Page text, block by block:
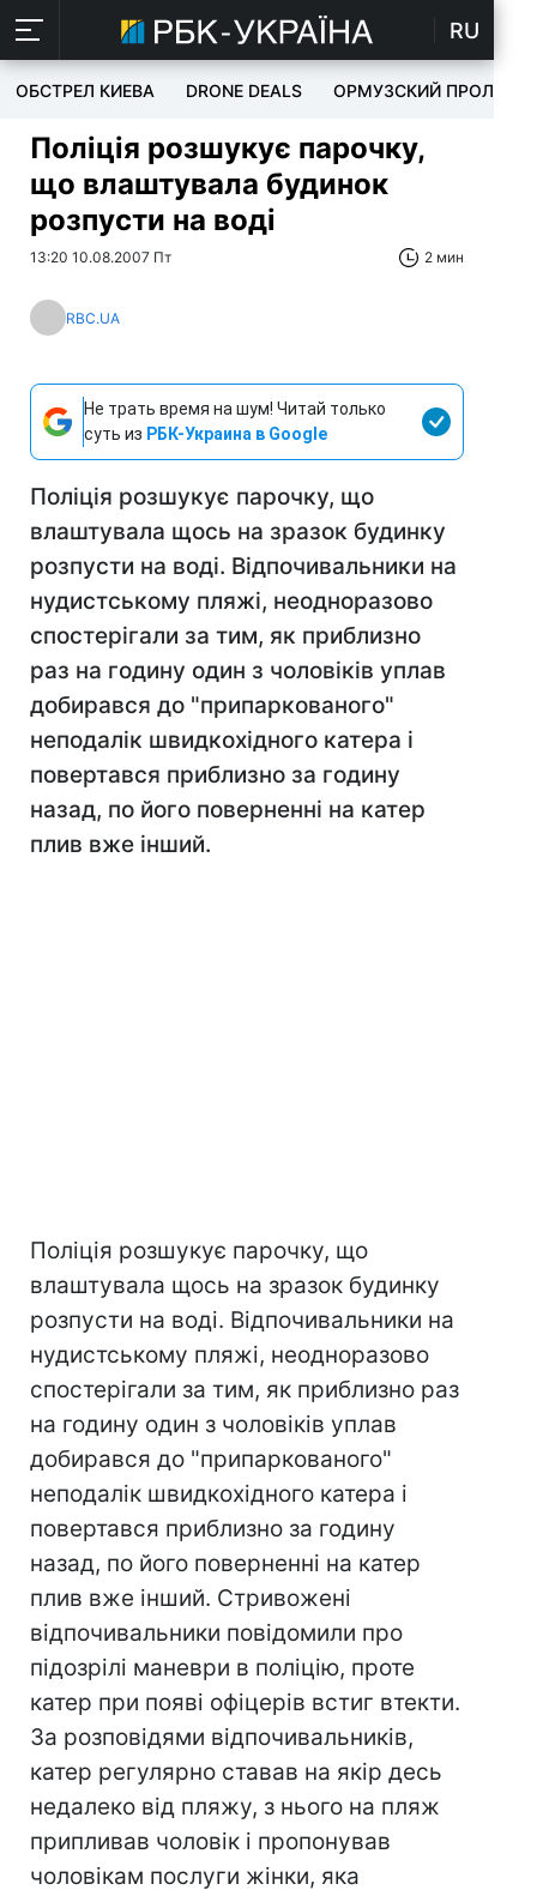
RU
ОБСТРЕЛ КИЕВА DRONE DEALS ОРМУЗСКИЙ ПРОЛИВ
Поліція розшукує парочку,
що влаштувала будинок
розпусти на воді
13:20 10.08.2007 Пт 2 мин
RBC.UA
Не трать время на шум! Читай только
суть из РБК-Украина в Google
Поліція розшукує парочку, що
влаштувала щось на зразок будинку
розпусти на воді. Відпочивальники на
нудистському пляжі, неодноразово
спостерігали за тим, як приблизно
раз на годину один з чоловіків уплав
добирався до "припаркованого"
неподалік швидкохідного катера і
повертався приблизно за годину
назад, по його поверненні на катер
плив вже інший.
Поліція розшукує парочку, що
влаштувала щось на зразок будинку
розпусти на воді. Відпочивальники на
нудистському пляжі, неодноразово
спостерігали за тим, як приблизно раз
на годину один з чоловіків уплав
добирався до "припаркованого"
неподалік швидкохідного катера і
повертався приблизно за годину
назад, по його поверненні на катер
плив вже інший. Стривожені
відпочивальники повідомили про
підозрілі маневри в поліцію, проте
катер при появі офіцерів встиг втекти.
За розповідями відпочивальників,
катер регулярно ставав на якір десь
недалеко від пляжу, з нього на пляж
припливав чоловік і пропонував
чоловікам послуги жінки, яка